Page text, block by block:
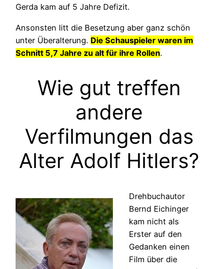
Gerda kam auf 5 Jahre Defizit.
Ansonsten litt die Besetzung aber ganz schön
unter Überalterung. Die Schauspieler waren im
Schnitt 5,7 Jahre zu alt für ihre Rollen.
Wie gut treffen
andere
Verfilmungen das
Alter Adolf Hitlers?
Drehbuchautor
Bernd Eichinger
kam nicht als
Erster auf den
Gedanken einen
Film über die